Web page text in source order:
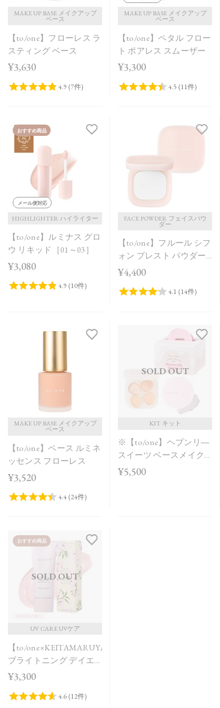
MAKE UP BASE メイクアップ
ベース
【to/one】フローレス ラ
スティング ベース
¥3,630
MAKE UP BASE メイクアップ
ベース
【to/one】ペタル フロー
ト ポアレス スムーザー
¥3,300
おすすめ商品
メール便対応
HIGHLIGHTER ハイライター
【to/one】ルミナス グロ
ウ リキッド［01～03］
¥3,080
FACE POWDER フェイスパウ
ダー
【to/one】フルール シフ
ォン プレスト パウダー
［00］
¥4,400
MAKE UP BASE メイクアップ
ベース
【to/one】ベース ルミネ
ッセンス フローレス
¥3,520
SOLD OUT
KIT キット
※【to/one】ヘブンリ―
スイーツ ベースメイク
ボックス＜Holiday
¥5,500
SOLD OUT
おすすめ商品
UV CARE UVケア
【to/one×KEITAMARUYAMA】
ブライトニング デイエ
ッセンス UV SAKURA in
¥3,300